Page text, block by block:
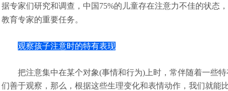
据专家们研究和调查，中国75%的儿童存在注意力不佳的状态
教育专家的重要任务。
观察孩子注意时的特有表现
把注意集中在某个对象(事情和行为)上时，常伴随着一些特
们善于观察，那么，根据这些生理变化和表情动作，我们就能